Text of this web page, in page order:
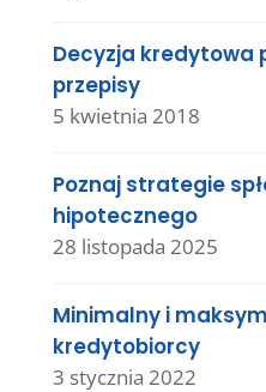
Decyzja kredytowa
przepisy
5 kwietnia 2018
Poznaj strategie
hipotecznego
28 listopada 2025
Minimalny i
kredytobiorcy
3 stycznia 2022